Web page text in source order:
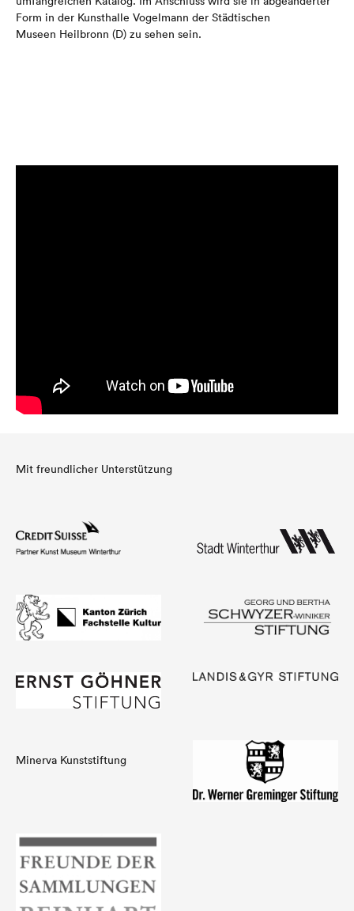
Form in der Kunsthalle Vogelmann der Städtischen
Museen Heilbronn (D) zu sehen sein.
Mit freundlicher Unterstützung
Minerva Kunststiftung